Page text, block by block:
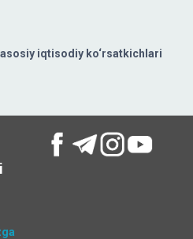
iqtisodiy ko‘rsatkichlari